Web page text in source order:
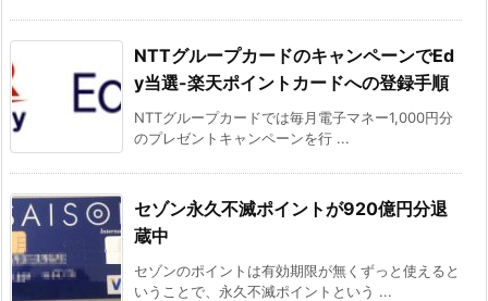
NTTグループカードのキャンペーンでEd
y当選-楽天ポイントカードへの登録手順
NTTグループカードでは毎月電子マネー1,000円分
のプレゼントキャンペーンを行 ...
セゾン永久不滅ポイントが920億円分退
蔵中
セゾンのポイントは有効期限が無くずっと使えると
いうことで、永久不滅ポイントという ...